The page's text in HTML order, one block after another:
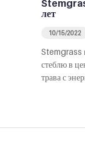
лет
10/15/2022
Stemgrass
стеблю в
трава с